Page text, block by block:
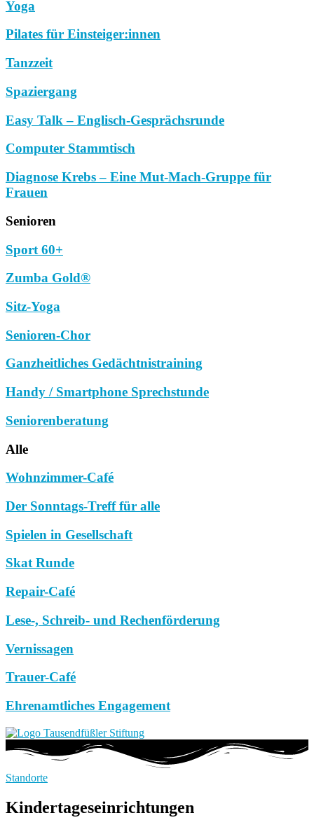
Yoga
Pilates für Einsteiger:innen
Tanzzeit
Spaziergang
Easy Talk – Englisch-Gesprächsrunde
Computer Stammtisch
Diagnose Krebs – Eine Mut-Mach-Gruppe für
Frauen
Senioren
Sport 60+
Zumba Gold®
Sitz-Yoga
Senioren-Chor
Ganzheitliches Gedächtnistraining
Handy / Smartphone Sprechstunde
Seniorenberatung
Alle
Wohnzimmer-Café
Der Sonntags-Treff für alle
Spielen in Gesellschaft
Skat Runde
Repair-Café
Lese-, Schreib- und Rechenförderung
Vernissagen
Trauer-Café
Ehrenamtliches Engagement
Standorte
Kindertageseinrichtungen